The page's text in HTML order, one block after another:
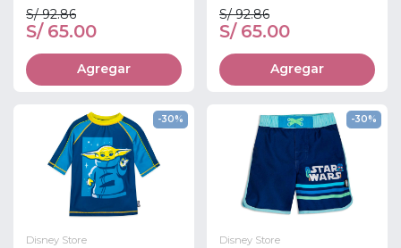
S/ 92.86
S/ 65.00
Agregar
S/ 92.86
S/ 65.00
Agregar
-30%
Disney Store
-30%
Disney Store